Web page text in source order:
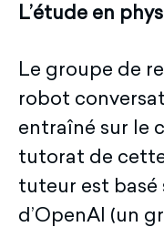
L’étude en
Le groupe de
robot
entraîné sur le
tutorat de
tuteur est basé
d’OpenAI (un